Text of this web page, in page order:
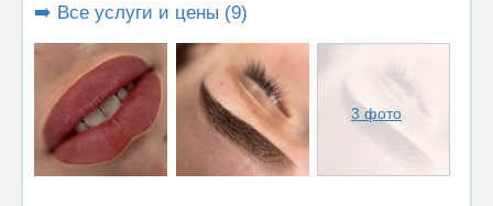
➡️ Все услуги и цены (9)
3 фото